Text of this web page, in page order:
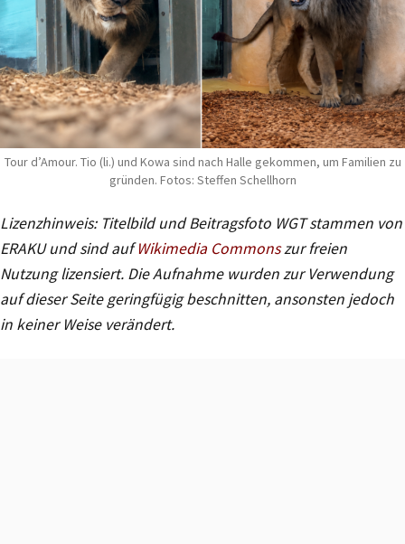
Tour d’Amour. Tio (li.) und Kowa sind nach Halle gekommen, um Familien zu
gründen. Fotos: Steffen Schellhorn
Lizenzhinweis: Titelbild und Beitragsfoto WGT stammen von
ERAKU und sind aufWikimedia Commonszur freien
Nutzung lizensiert. Die Aufnahme wurden zur Verwendung
auf dieser Seite geringfügig beschnitten, ansonsten jedoch
in keiner Weise verändert.